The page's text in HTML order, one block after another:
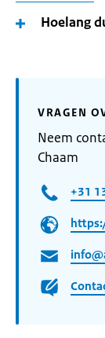
Hoelang
VRAGEN
Neem
Chaam
+31